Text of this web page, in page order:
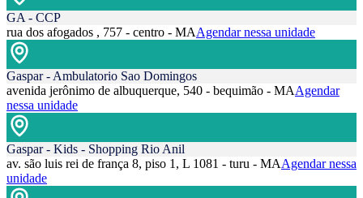
GA - CCP
rua dos afogados , 757 - centro - MAAgendar nessa unidade
Gaspar - Ambulatorio Sao Domingos
avenida jerônimo de albuquerque, 540 - bequimão - MAAgendar
nessa unidade
Gaspar - Kids - Shopping Rio Anil
av. são luis rei de frança 8, piso 1, L 1081 - turu - MAAgendar nessa
unidade